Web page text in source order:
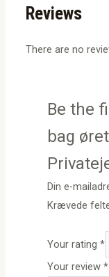
Reviews
There are no
Be the
bag
Din e-
Krævede
Your rating*
Your review*